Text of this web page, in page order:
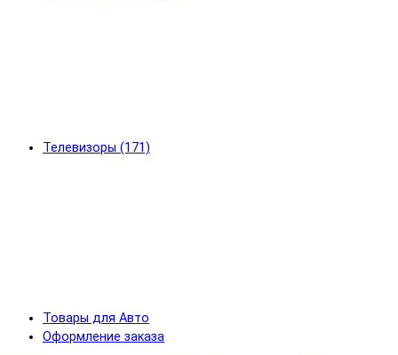
Телевизоры (171)
Товары для Авто
Оформление заказа